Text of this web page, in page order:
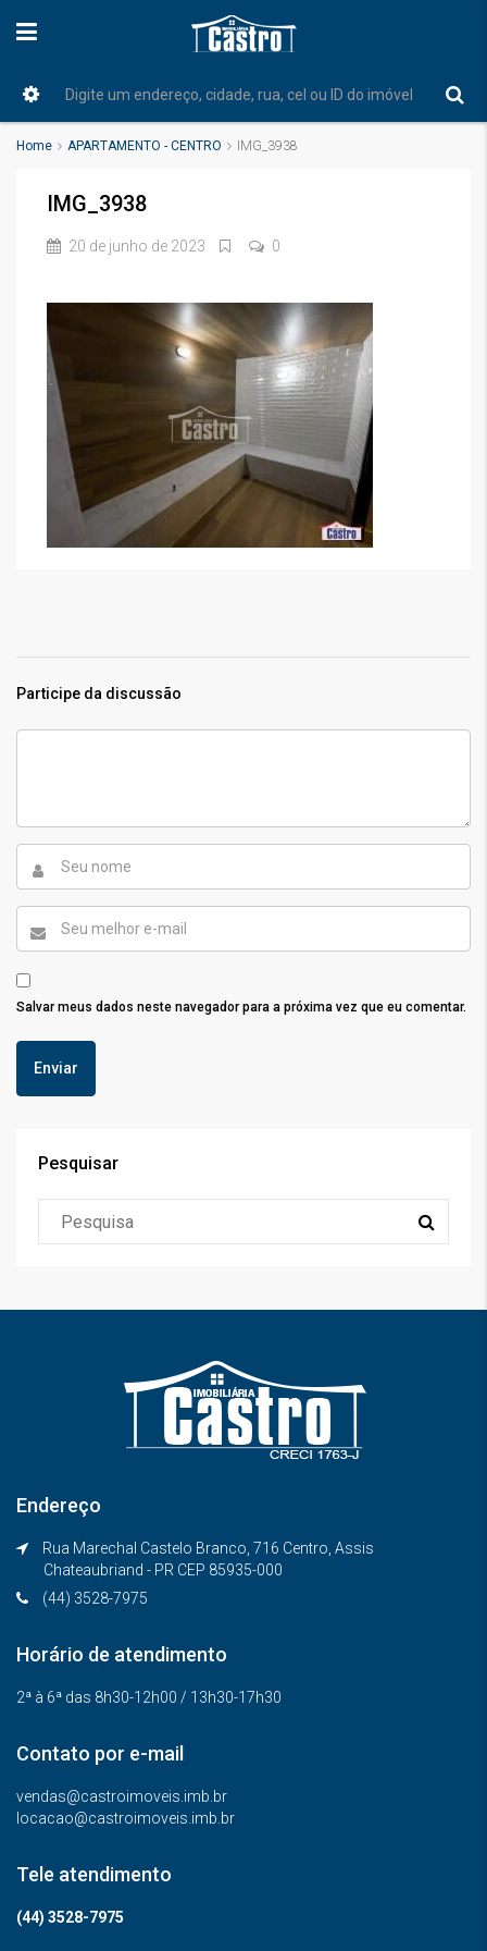
Home APARTAMENTO - CENTRO IMG_3938
IMG_3938
20 de junho de 2023 0
Participe da discussão
Salvar meus dados neste navegador para a próxima vez que eu comentar.
Pesquisar
Endereço
Rua Marechal Castelo Branco, 716 Centro, Assis
Chateaubriand - PR CEP 85935-000
(44) 3528-7975
Horário de atendimento
2ª à 6ª das 8h30-12h00 / 13h30-17h30
Contato por e-mail
vendas@castroimoveis.imb.br
locacao@castroimoveis.imb.br
Tele atendimento
(44) 3528-7975